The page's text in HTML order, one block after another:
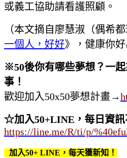
或義工協助請看護照顧。
（本文摘自廖慧淑（偶希
一個人，好好》，健康你好
※50後你有哪些夢想？一
事！
歡迎加入50x50夢想計畫 →
☆加入50+LINE，每日資訊
https://line.me/R/ti/p/
加入50+ LINE，每天獲新知！